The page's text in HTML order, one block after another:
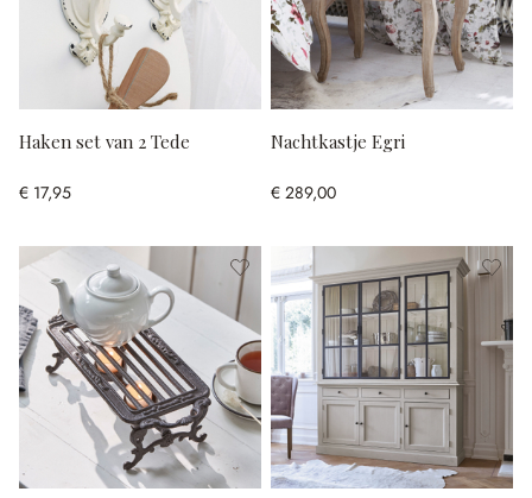
Haken set van 2 Tede
€ 17,95
Nachtkastje Egri
€ 289,00